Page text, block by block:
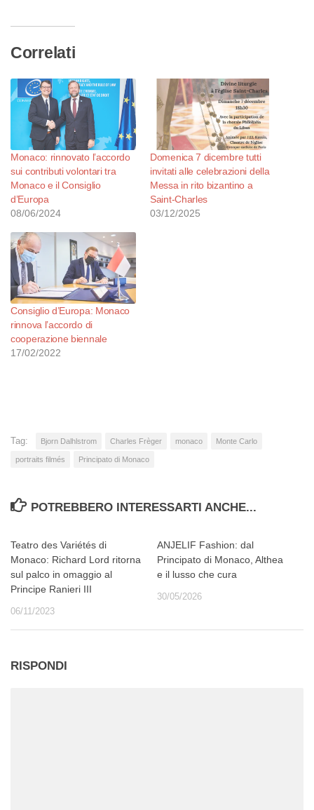
Correlati
Monaco: rinnovato l’accordo
sui contributi volontari tra
Monaco e il Consiglio
d’Europa
08/06/2024
Domenica 7 dicembre tutti
invitati alle celebrazioni della
Messa in rito bizantino a
Saint-Charles
03/12/2025
Consiglio d’Europa: Monaco
rinnova l’accordo di
cooperazione biennale
17/02/2022
Tag: Bjorn Dalhlstrom Charles Frèger monaco Monte Carlo
portraits filmés Principato di Monaco
POTREBBERO INTERESSARTI ANCHE...
Teatro des Variétés di
Monaco: Richard Lord ritorna
sul palco in omaggio al
Principe Ranieri III
06/11/2023
ANJELIF Fashion: dal
Principato di Monaco, Althea
e il lusso che cura
30/05/2026
RISPONDI